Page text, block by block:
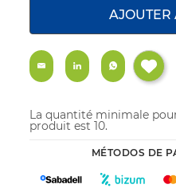
AJOUTER
La quantité minimale
produit est 10.
MÉTODOS DE